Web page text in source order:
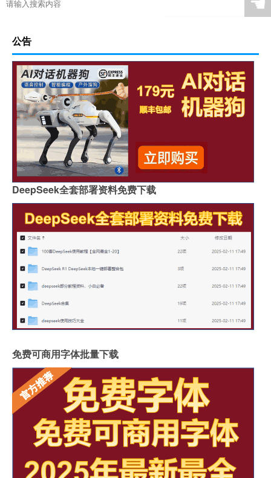
公告
DeepSeek全套部署资料免费下载
免费可商用字体批量下载